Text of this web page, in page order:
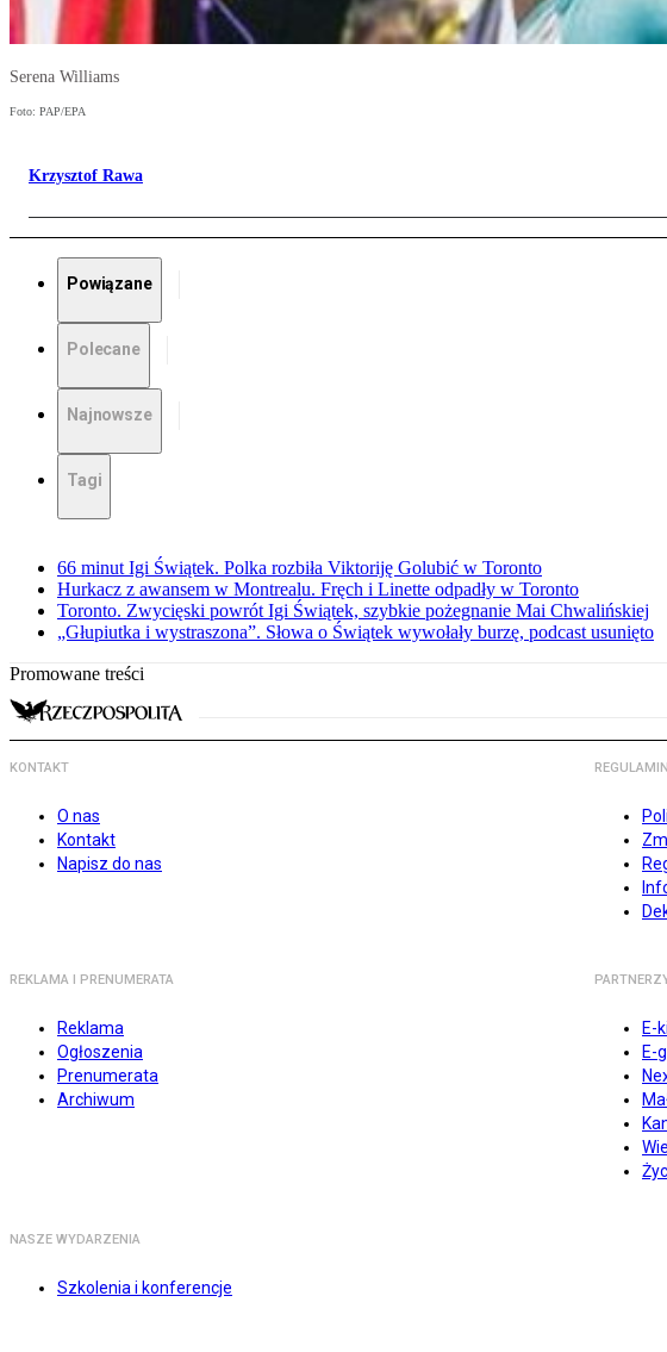
Serena Williams
Foto: PAP/EPA
Krzysztof Rawa
Powiązane
Polecane
Najnowsze
Tagi
66 minut Igi Świątek. Polka rozbiła Viktoriję Golubić w Toronto
Hurkacz z awansem w Montrealu. Fręch i Linette odpadły w Toronto
Toronto. Zwycięski powrót Igi Świątek, szybkie pożegnanie Mai Chwalińskiej
„Głupiutka i wystraszona”. Słowa o Świątek wywołały burzę, podcast usunięto
Promowane treści
KONTAKT
O nas
Kontakt
Napisz do nas
REGULAMIN
REKLAMA I PRENUMERATA
Reklama
Ogłoszenia
Prenumerata
Archiwum
E-
E-
NASZE WYDARZENIA
Szkolenia i konferencje